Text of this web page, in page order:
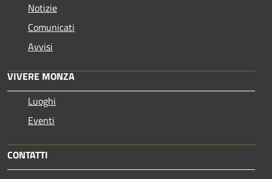
Notizie
Comunicati
Avvisi
VIVERE MONZA
Luoghi
Eventi
CONTATTI